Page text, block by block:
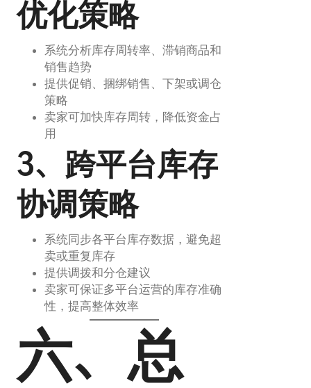
优化策略
系统分析库存周转率、滞销商品和
销售趋势
提供促销、捆绑销售、下架或调仓
策略
卖家可加快库存周转，降低资金占
用
3、跨平台库存
协调策略
系统同步各平台库存数据，避免超
卖或重复库存
提供调拨和分仓建议
卖家可保证多平台运营的库存准确
性，提高整体效率
六、总